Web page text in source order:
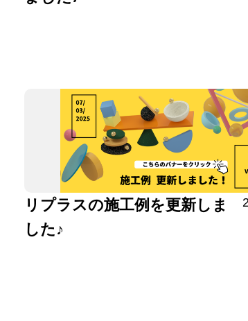
リプラスの施工例を更新しま
した♪